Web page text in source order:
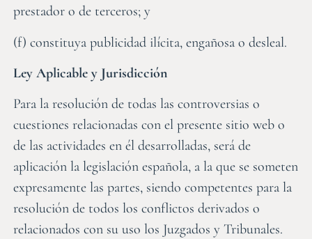
prestador o de terceros; y
(f) constituya publicidad ilícita, engañosa o desleal.
Ley Aplicable y Jurisdicción
Para la resolución de todas las controversias o
cuestiones relacionadas con el presente sitio web o
de las actividades en él desarrolladas, será de
aplicación la legislación española, a la que se someten
expresamente las partes, siendo competentes para la
resolución de todos los conflictos derivados o
relacionados con su uso los Juzgados y Tribunales.